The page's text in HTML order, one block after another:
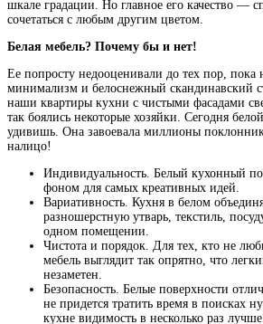
шкале градации. Но главное его качество —
сочетаться с любым другим цветом.
Белая мебель? Почему бы и нет!
Ее попросту недооценивали до тех пор,
минимализм и белоснежный скандинавский
наши квартиры кухни с чистыми фасадами
так боялись некоторые хозяйки. Сегодня
удивишь. Она завоевала миллионы
налицо!
Индивидуальность. Белый кухонный
фоном для самых креативных идей.
Вариативность. Кухня в белом
разношерстную утварь, текстиль,
одном помещении.
Чистота и порядок. Для тех, кто не
мебель выглядит так опрятно, что
незаметен.
Безопасность. Белые поверхности
не придется тратить время в поисках
кухне видимость в несколько раз